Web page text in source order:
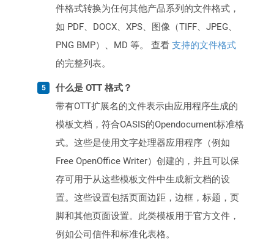
件格式转换为任何其他产品系列的文件格式，
如 PDF、DOCX、XPS、图像（TIFF、JPEG、
PNG BMP）、MD 等。 查看 支持的文件格式
的完整列表。
什么是 OTT 格式？
带有OTT扩展名的文件表示由应用程序生成的
模板文档，符合OASIS的Opendocument标准格
式。这些是使用文字处理器应用程序（例如
Free OpenOffice Writer）创建的，并且可以保
存可用于从这些模板文件中生成新文档的设
置。这些设置包括页面边距，边框，标题，页
脚和其他页面设置。此类模板用于官方文件，
例如公司信件和标准化表格。